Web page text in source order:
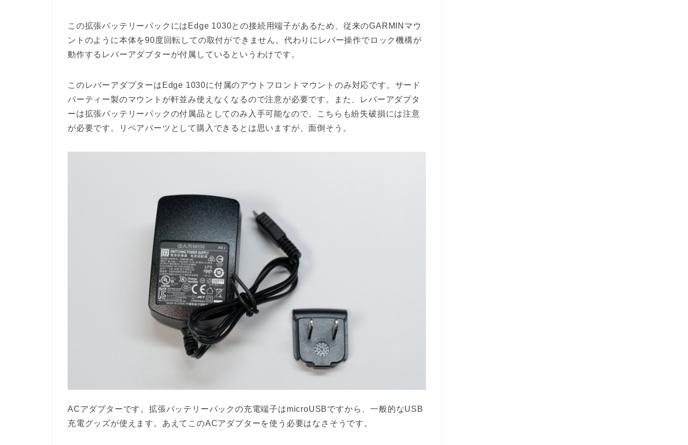
この拡張バッテリーパックにはEdge 1030との接続用端子があるため、従来のGARMINマウ
ントのように本体を90度回転しての取付ができません。代わりにレバー操作でロック機構が
動作するレバーアダプターが付属しているというわけです。
このレバーアダプターはEdge 1030に付属のアウトフロントマウントのみ対応です。サード
パーティー製のマウントが軒並み使えなくなるので注意が必要です。また、レバーアダプタ
ーは拡張バッテリーパックの付属品としてのみ入手可能なので、こちらも紛失破損には注意
が必要です。リペアパーツとして購入できるとは思いますが、面倒そう。
ACアダプターです。拡張バッテリーパックの充電端子はmicroUSBですから、一般的なUSB
充電グッズが使えます。あえてこのACアダプターを使う必要はなさそうです。